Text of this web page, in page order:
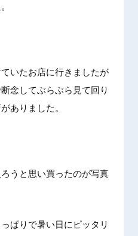
いたお店に行きましたが
念してぶらぶら見て回り
ありました。
うと思い買ったのが写真
ぱりで暑い日にピッタリ